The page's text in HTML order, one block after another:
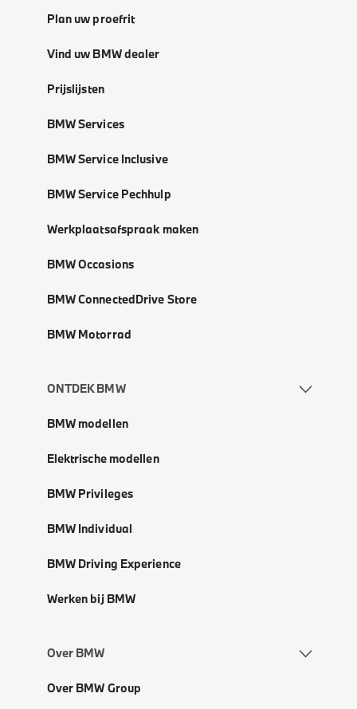
Plan uw proefrit
Vind uw BMW dealer
Prijslijsten
BMW Services
BMW Service Inclusive
BMW Service Pechhulp
Werkplaatsafspraak maken
BMW Occasions
BMW ConnectedDrive Store
BMW Motorrad
ONTDEK BMW
BMW modellen
Elektrische modellen
BMW Privileges
BMW Individual
BMW Driving Experience
Werken bij BMW
Over BMW
Over BMW Group